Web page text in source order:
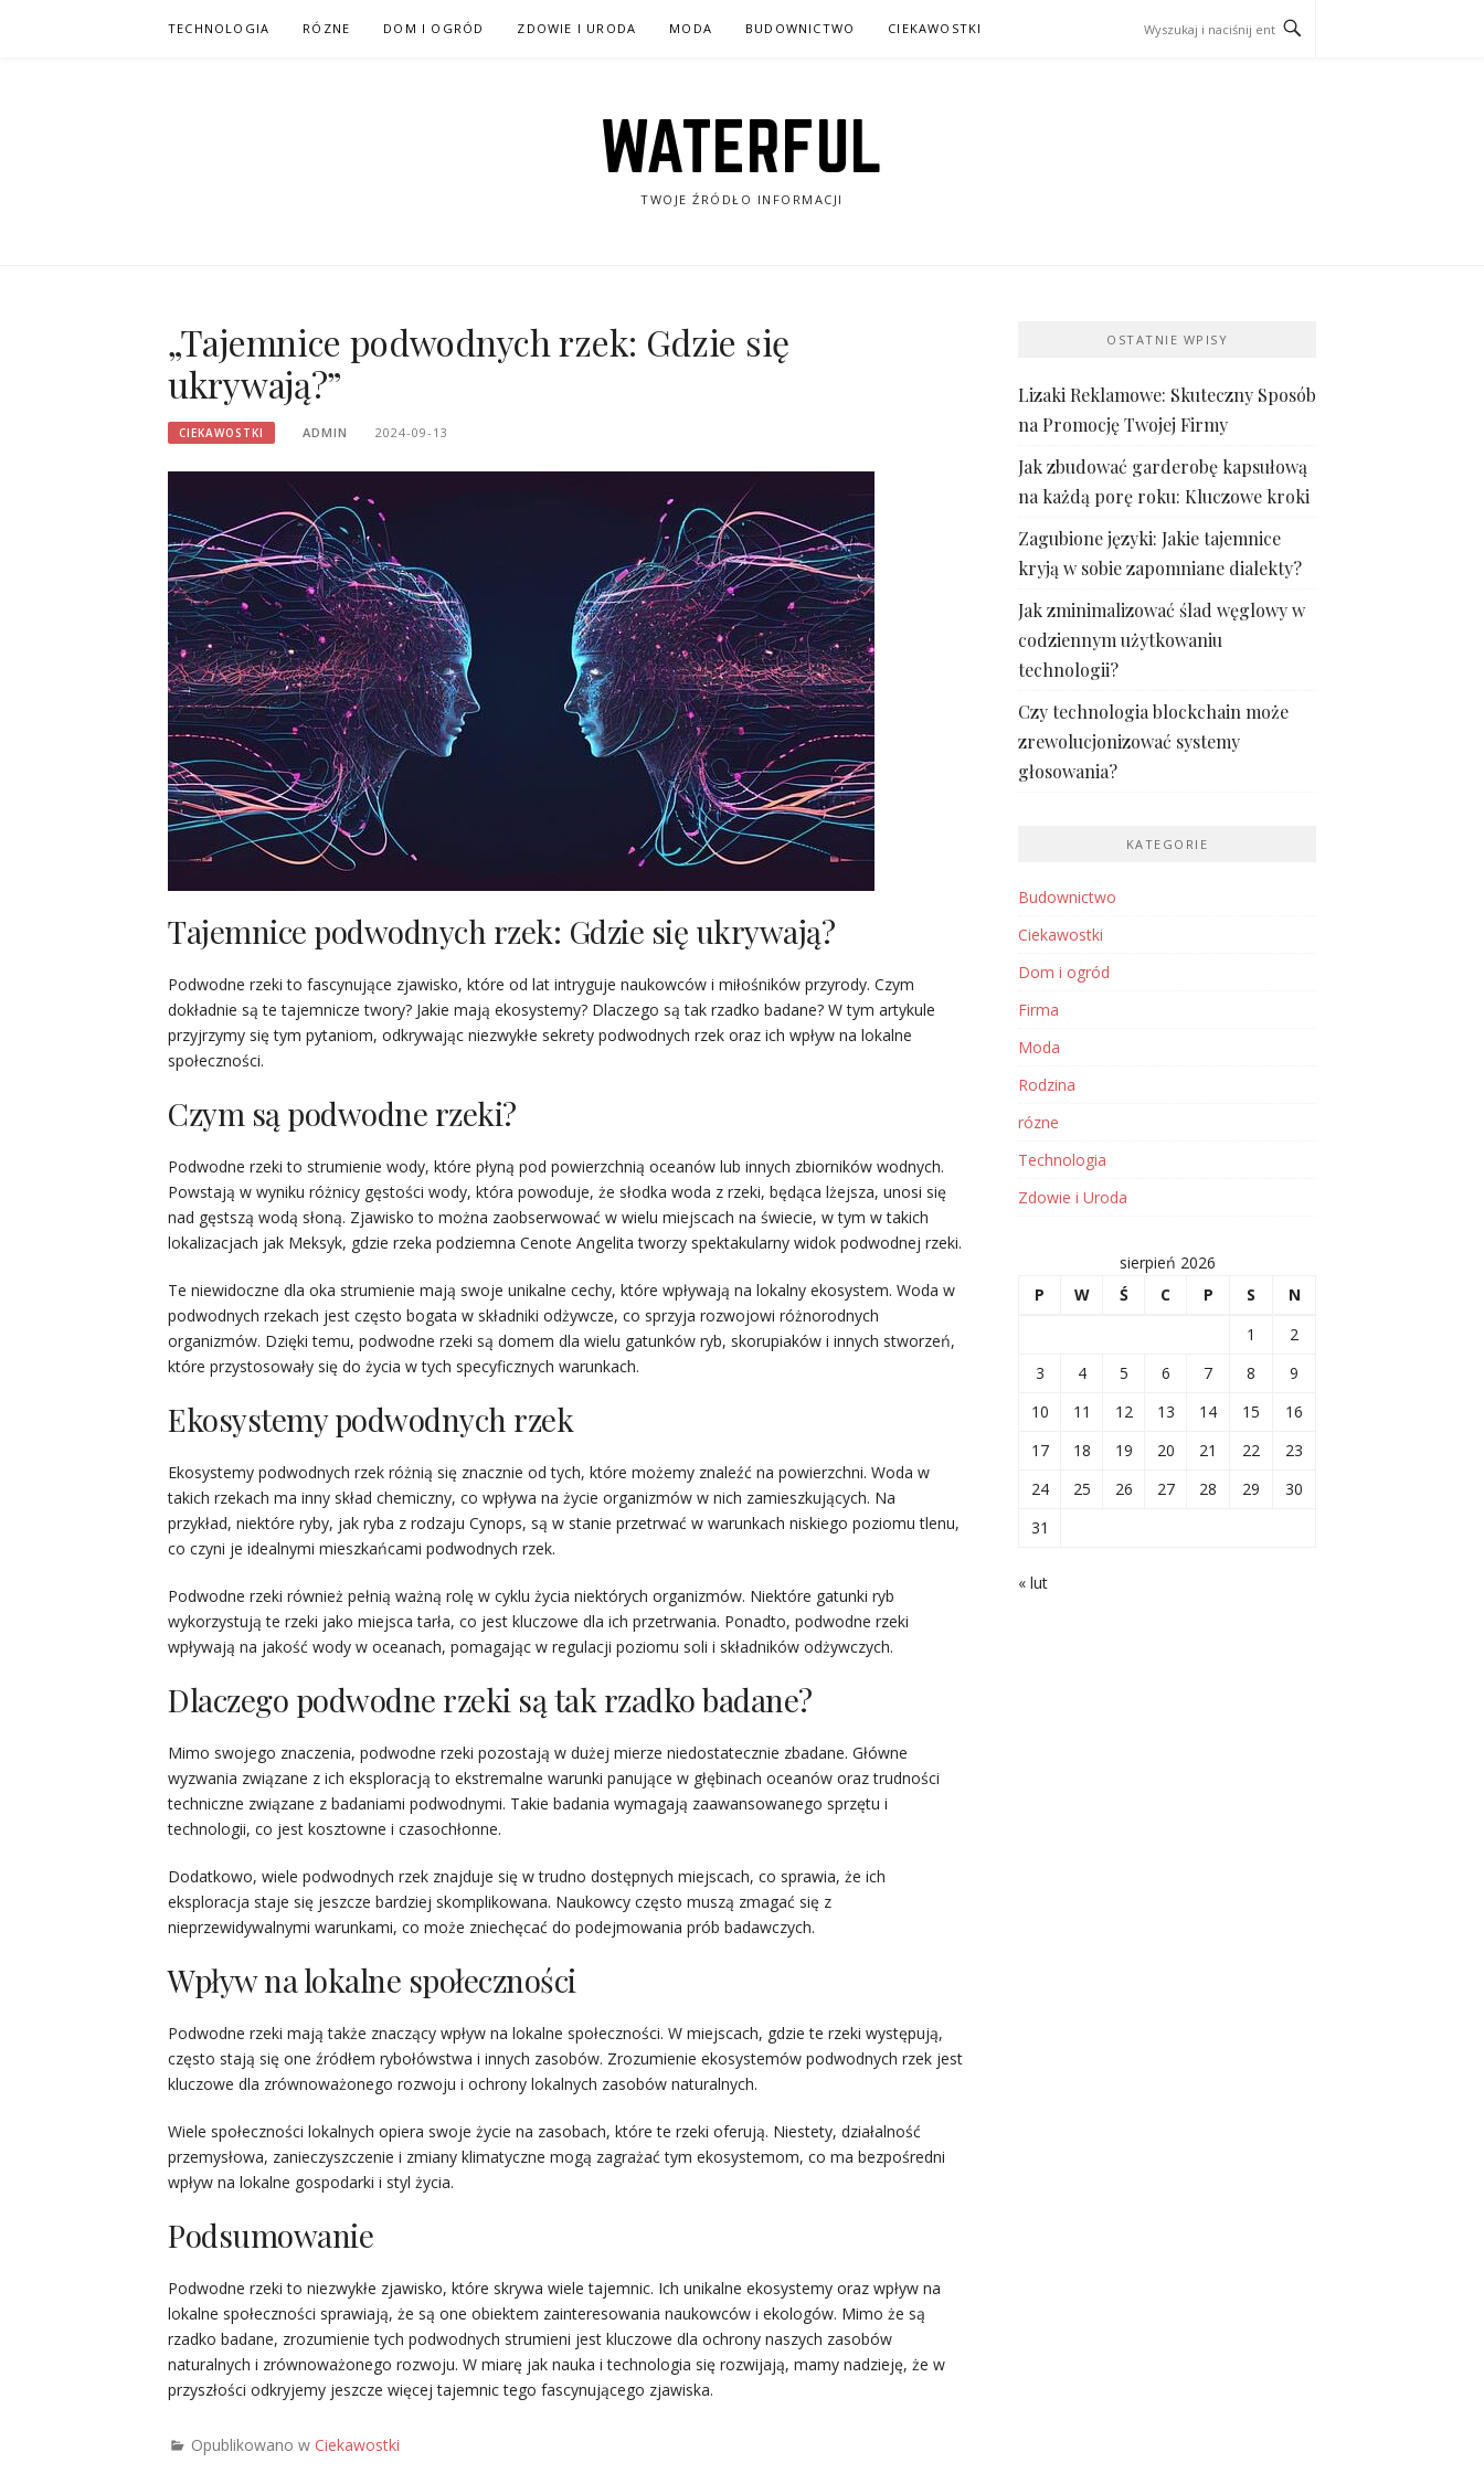
TECHNOLOGIA RÓZNE DOM I OGRÓD ZDOWIE I URODA MODA BUDOWNICTWO CIEKAWOSTKI
WATERFUL
TWOJE ŹRÓDŁO INFORMACJI
„Tajemnice podwodnych rzek: Gdzie się
ukrywają?”
CIEKAWOSTKI ADMIN 2024-09-13
Tajemnice podwodnych rzek: Gdzie się ukrywają?
Podwodne rzeki to fascynujące zjawisko, które od lat intryguje naukowców i miłośników przyrody. Czym
dokładnie są te tajemnicze twory? Jakie mają ekosystemy? Dlaczego są tak rzadko badane? W tym artykule
przyjrzymy się tym pytaniom, odkrywając niezwykłe sekrety podwodnych rzek oraz ich wpływ na lokalne
społeczności.
Czym są podwodne rzeki?
Podwodne rzeki to strumienie wody, które płyną pod powierzchnią oceanów lub innych zbiorników wodnych.
Powstają w wyniku różnicy gęstości wody, która powoduje, że słodka woda z rzeki, będąca lżejsza, unosi się
nad gęstszą wodą słoną. Zjawisko to można zaobserwować w wielu miejscach na świecie, w tym w takich
lokalizacjach jak Meksyk, gdzie rzeka podziemna Cenote Angelita tworzy spektakularny widok podwodnej rzeki.
Te niewidoczne dla oka strumienie mają swoje unikalne cechy, które wpływają na lokalny ekosystem. Woda w
podwodnych rzekach jest często bogata w składniki odżywcze, co sprzyja rozwojowi różnorodnych
organizmów. Dzięki temu, podwodne rzeki są domem dla wielu gatunków ryb, skorupiaków i innych stworzeń,
które przystosowały się do życia w tych specyficznych warunkach.
Ekosystemy podwodnych rzek
Ekosystemy podwodnych rzek różnią się znacznie od tych, które możemy znaleźć na powierzchni. Woda w
takich rzekach ma inny skład chemiczny, co wpływa na życie organizmów w nich zamieszkujących. Na
przykład, niektóre ryby, jak ryba z rodzaju Cynops, są w stanie przetrwać w warunkach niskiego poziomu tlenu,
co czyni je idealnymi mieszkańcami podwodnych rzek.
Podwodne rzeki również pełnią ważną rolę w cyklu życia niektórych organizmów. Niektóre gatunki ryb
wykorzystują te rzeki jako miejsca tarła, co jest kluczowe dla ich przetrwania. Ponadto, podwodne rzeki
wpływają na jakość wody w oceanach, pomagając w regulacji poziomu soli i składników odżywczych.
Dlaczego podwodne rzeki są tak rzadko badane?
Mimo swojego znaczenia, podwodne rzeki pozostają w dużej mierze niedostatecznie zbadane. Główne
wyzwania związane z ich eksploracją to ekstremalne warunki panujące w głębinach oceanów oraz trudności
techniczne związane z badaniami podwodnymi. Takie badania wymagają zaawansowanego sprzętu i
technologii, co jest kosztowne i czasochłonne.
Dodatkowo, wiele podwodnych rzek znajduje się w trudno dostępnych miejscach, co sprawia, że ich
eksploracja staje się jeszcze bardziej skomplikowana. Naukowcy często muszą zmagać się z
nieprzewidywalnymi warunkami, co może zniechęcać do podejmowania prób badawczych.
Wpływ na lokalne społeczności
Podwodne rzeki mają także znaczący wpływ na lokalne społeczności. W miejscach, gdzie te rzeki występują,
często stają się one źródłem rybołówstwa i innych zasobów. Zrozumienie ekosystemów podwodnych rzek jest
kluczowe dla zrównoważonego rozwoju i ochrony lokalnych zasobów naturalnych.
Wiele społeczności lokalnych opiera swoje życie na zasobach, które te rzeki oferują. Niestety, działalność
przemysłowa, zanieczyszczenie i zmiany klimatyczne mogą zagrażać tym ekosystemom, co ma bezpośredni
wpływ na lokalne gospodarki i styl życia.
Podsumowanie
Podwodne rzeki to niezwykłe zjawisko, które skrywa wiele tajemnic. Ich unikalne ekosystemy oraz wpływ na
lokalne społeczności sprawiają, że są one obiektem zainteresowania naukowców i ekologów. Mimo że są
rzadko badane, zrozumienie tych podwodnych strumieni jest kluczowe dla ochrony naszych zasobów
naturalnych i zrównoważonego rozwoju. W miarę jak nauka i technologia się rozwijają, mamy nadzieję, że w
przyszłości odkryjemy jeszcze więcej tajemnic tego fascynującego zjawiska.
Opublikowano w Ciekawostki
OSTATNIE WPISY
Lizaki Reklamowe: Skuteczny Sposób
na Promocję Twojej Firmy
Jak zbudować garderobę kapsułową
na każdą porę roku: Kluczowe kroki
Zagubione języki: Jakie tajemnice
kryją w sobie zapomniane dialekty?
Jak zminimalizować ślad węglowy w
codziennym użytkowaniu
technologii?
Czy technologia blockchain może
zrewolucjonizować systemy
głosowania?
KATEGORIE
Budownictwo
Ciekawostki
Dom i ogród
Firma
Moda
Rodzina
rózne
Technologia
Zdowie i Uroda
sierpień 2026
P
W Ś C P S
N
1
2
3
4 5 6 7 8
9
10
11 12 13 14 15
16
17
18 19 20 21 22
23
24
25 26 27 28 29
30
31
« lut